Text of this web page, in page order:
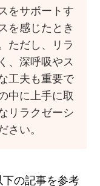
をサポートす
を感じたとき
ただし、リラ
、深呼吸やス
工夫も重要で
中に上手に取
リラクゼーシ
さい。
下の記事を参考